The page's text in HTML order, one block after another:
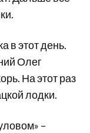
в этот день.
Олег
На этот раз
лодки.
–